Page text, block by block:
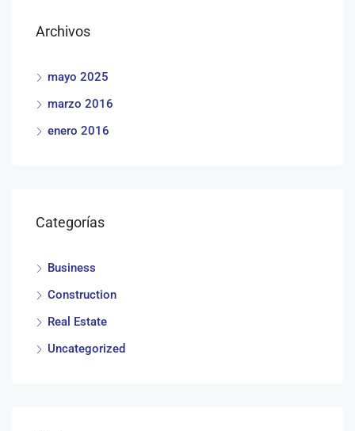
Archivos
mayo 2025
marzo 2016
enero 2016
Categorías
Business
Construction
Real Estate
Uncategorized